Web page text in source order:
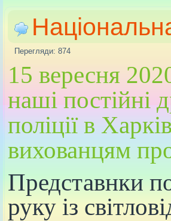
Перегляди: 874
15 вересня
наші постійні
поліції в
вихованцям
Представнки
руку із